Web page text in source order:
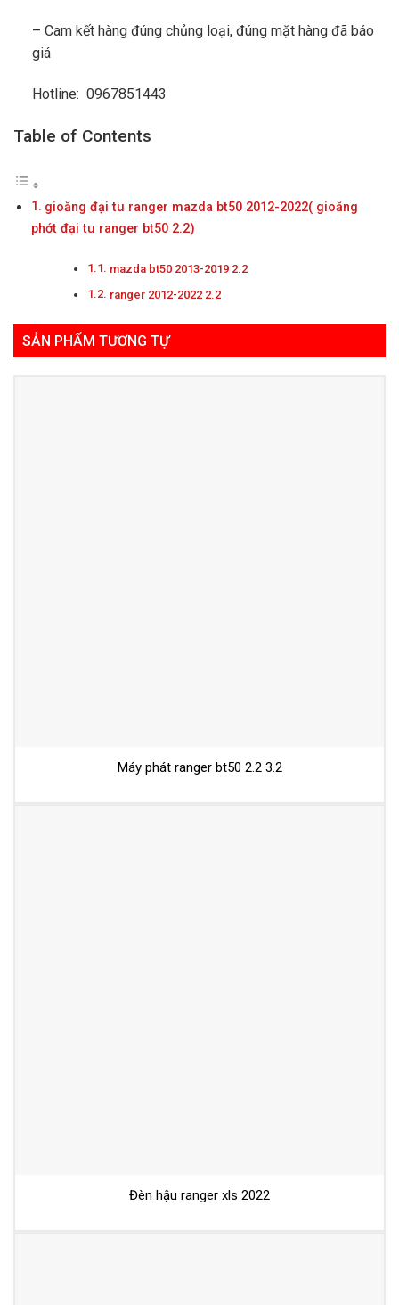
– Cam kết hàng đúng chủng loại, đúng mặt hàng đã báo
giá
Hotline: 0967851443
Table of Contents
gioăng đại tu ranger mazda bt50 2012-2022( gioăng
phớt đại tu ranger bt50 2.2)
mazda bt50 2013-2019 2.2
ranger 2012-2022 2.2
SẢN PHẨM TƯƠNG TỰ
Máy phát ranger bt50 2.2 3.2
Đèn hậu ranger xls 2022